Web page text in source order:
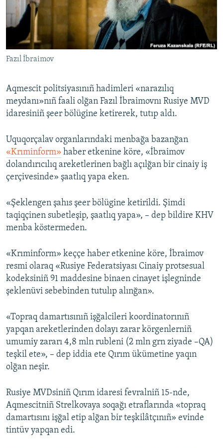
Русский
Українською
QOŞULIÑIZ!
RFE/RS bütün saytları
Fazıl İbraimov
Aqmescit politsiyasınıñ hadimleri «narazılıq
meydanı»nıñ faali olğan Fazıl İbraimovnı Rusiye MVD
idaresiniñ şeer bölügine ketirerek, tutıp aldı.
Uquqorçalav organlarındaki menbağa bazanğan
«Krıminform» haber etkenine köre, «İbraimov
dolandırıcılıq areketlerinen bağlı açılğan bir cinaiy iş
çerçivesinde» şaatlıq yapa eken.
«Şeklengen şahıs şeer bölügine ketirildi. Şimdi
taqiqçinen subetleşip, şaatlıq yapa», – dep bildire KHV
menba köstermeden.
«Krıminform» keççe haber etkenine köre, İbraimov
resmi olaraq «Rusiye Federatsiyası Cinaiy protsesual
kodeksiniñ 91 maddesine binaen cinayet işlegninde
şeklenüvi sebebinden tutulıp alınğan».
«Topraq damartısınıñ işğalcileri koordinatorınıñ
yapqan areketlerinden dolayı zarar körgenlerniñ
umumiy zararı 4,8 mln rubleni (2 mln grn ziyade –QA)
teşkil ete», – dep iddia ete Qırım ükümetine yaqın
olğan neşir.
Rusiye MVDsiniñ Qırım idaresi fevralniñ 15-nde,
Aqmescitniñ Strelkovaya soqağı etraflarında «topraq
damartısını işğal etip alğan bir teşkilâtçınıñ» evinde
tintüv yapqan edi.